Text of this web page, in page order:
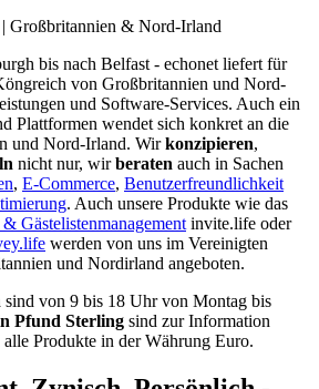
Großbritannien & Nord-Irland
bis nach Belfast - echonet liefert für
von Großbritannien und Nord-
und Software-Services. Auch ein
Plattformen wendet sich konkret an die
und Nord-Irland. Wirkonzipieren,
nicht nur, wirberaten auch in Sachen
, E-Commerce, Benutzerfreundlichkeit
. Auch unsere Produkte wie das
Gästelistenmanagement invite.life oder
werden von uns im Vereinigten
und Nordirland angeboten.
sind von 9 bis 18 Uhr von Montag bis
Pfund Sterling sind zur Information
Produkte in der Währung Euro.